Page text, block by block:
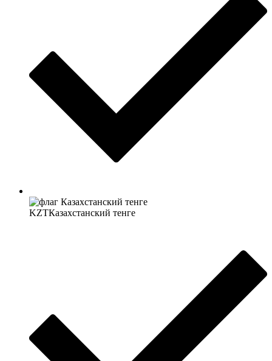
KZTКазахстанский тенге